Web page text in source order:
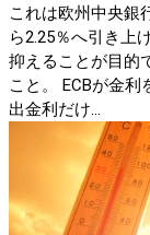
これは欧州中央銀
ら2.25％へ引き上
抑えることが目的
こと。 ECBが金
出金利だけ...